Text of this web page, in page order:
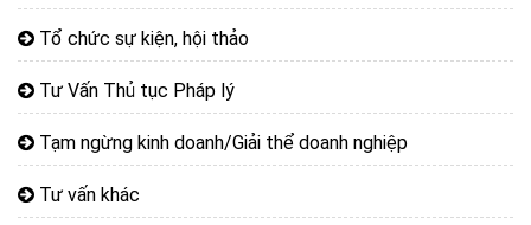
Tổ chức sự kiện, hội thảo
Tư Vấn Thủ tục Pháp lý
Tạm ngừng kinh doanh/Giải thể doanh nghiệp
Tư vấn khác